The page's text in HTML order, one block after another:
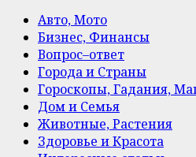
Авто, Мото
Бизнес, Финансы
Вопрос–ответ
Города и Страны
Гороскопы, Гадания,
Дом и Семья
Животные, Растения
Здоровье и Красота